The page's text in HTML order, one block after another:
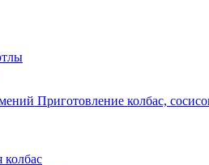
Приготовление колбас,